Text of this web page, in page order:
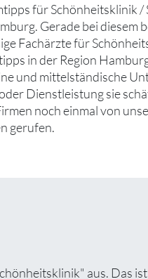
für Schönheitsklinik
Gerade bei diesem
Fachärzte für
in der Region
und mittelständische
Dienstleistung sie
noch einmal von
gerufen.
aus. Das